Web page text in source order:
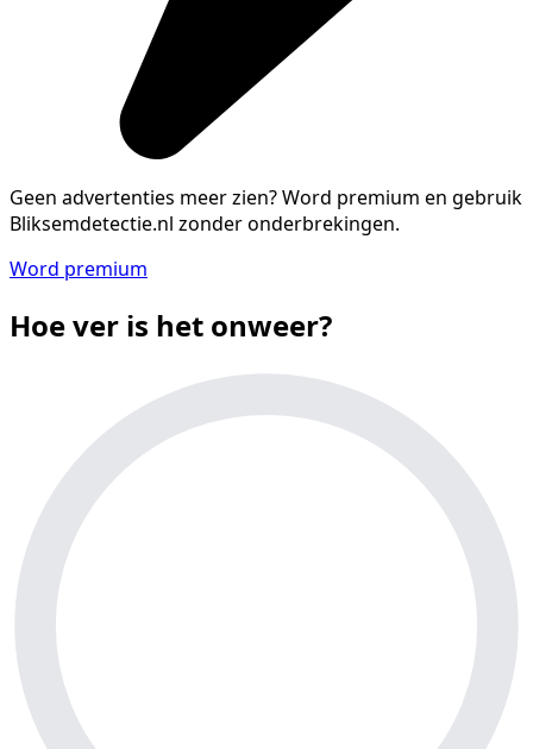
Geen advertenties meer zien?Word premium en gebruik
Bliksemdetectie.nl zonder onderbrekingen.
Word premium
Hoe ver is het onweer?